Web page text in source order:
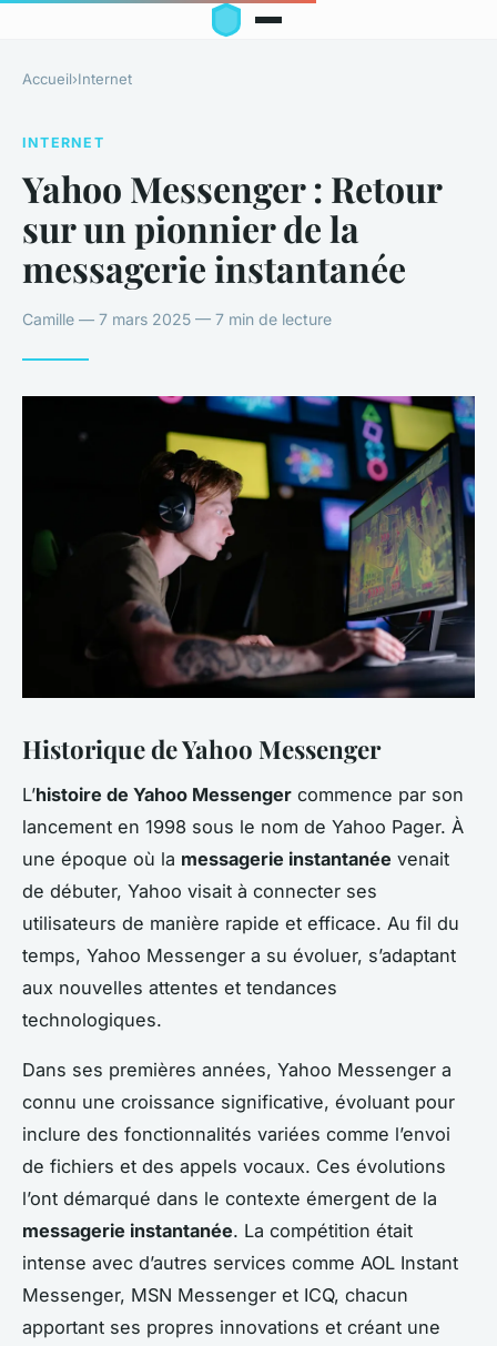
Accueil›Internet
INTERNET
Yahoo Messenger : Retour
sur un pionnier de la
messagerie instantanée
Camille — 7 mars 2025 — 7 min de lecture
Historique de Yahoo Messenger
L’histoire de Yahoo Messenger commence par son
lancement en 1998 sous le nom de Yahoo Pager. À
une époque où la messagerie instantanée venait
de débuter, Yahoo visait à connecter ses
utilisateurs de manière rapide et efficace. Au fil du
temps, Yahoo Messenger a su évoluer, s’adaptant
aux nouvelles attentes et tendances
technologiques.
Dans ses premières années, Yahoo Messenger a
connu une croissance significative, évoluant pour
inclure des fonctionnalités variées comme l’envoi
de fichiers et des appels vocaux. Ces évolutions
l’ont démarqué dans le contexte émergent de la
messagerie instantanée. La compétition était
intense avec d’autres services comme AOL Instant
Messenger, MSN Messenger et ICQ, chacun
apportant ses propres innovations et créant une